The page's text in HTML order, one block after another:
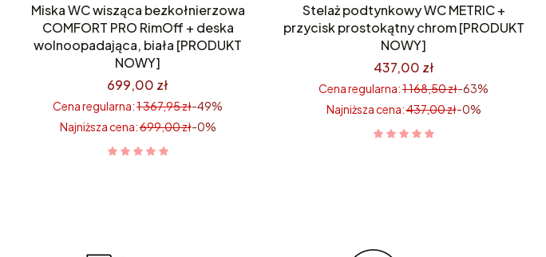
Miska WC wisząca bezkołnierzowa
COMFORT PRO RimOff + deska
wolnoopadająca, biała [PRODUKT
NOWY]
699,00 zł
Cena regularna:1 367,95 zł-49%
Najniższa cena:699,00 zł-0%
Stelaż podtynkowy WC METRIC +
przycisk prostokątny chrom [PRODUKT
NOWY]
437,00 zł
Cena regularna:1 168,50 zł-63%
Najniższa cena:437,00 zł-0%